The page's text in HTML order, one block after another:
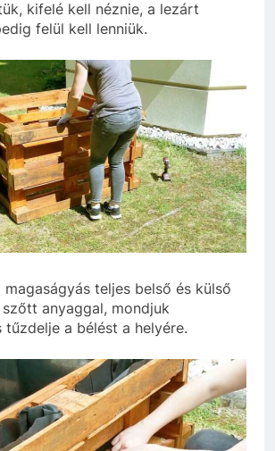
kifelé kell néznie, a lezárt
felül kell lenniük.
magaságyás teljes belső és külső
anyaggal, mondjuk
a bélést a helyére.